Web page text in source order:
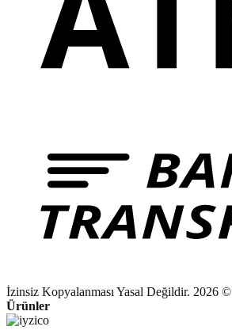
İzinsiz Kopyalanması Yasal Değildir. 2026 ©
Ürünler